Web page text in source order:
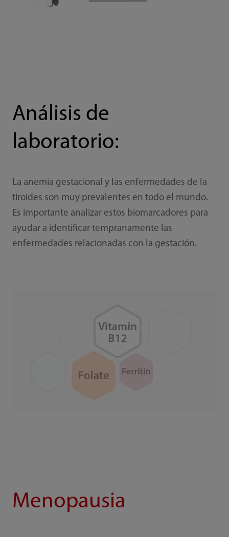
Análisis de
laboratorio:
La anemia gestacional y las enfermedades de la
tiroides son muy prevalentes en todo el mundo.
Es importante analizar estos biomarcadores para
ayudar a identificar tempranamente las
enfermedades relacionadas con la gestación.
Menopausia